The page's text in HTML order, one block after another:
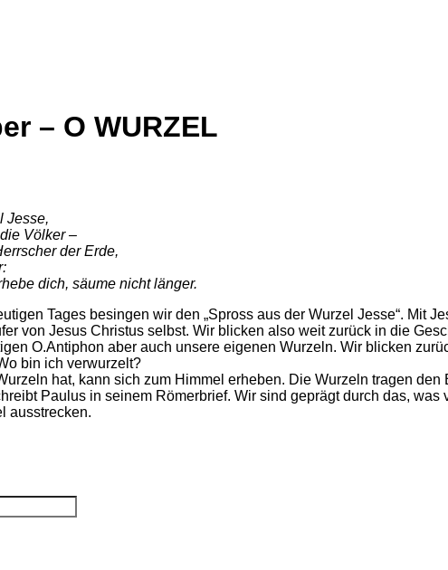
– O WURZEL
Jesse,
Völker –
der Erde,
dich, säume nicht länger.
Tages besingen wir den „Spross aus der Wurzel Jesse“. Mit
von Jesus Christus selbst. Wir blicken also weit zurück in die
O.Antiphon aber auch unsere eigenen Wurzeln. Wir blicken
bin ich verwurzelt?
hat, kann sich zum Himmel erheben. Die Wurzeln tragen
Paulus in seinem Römerbrief. Wir sind geprägt durch das,
ausstrecken.